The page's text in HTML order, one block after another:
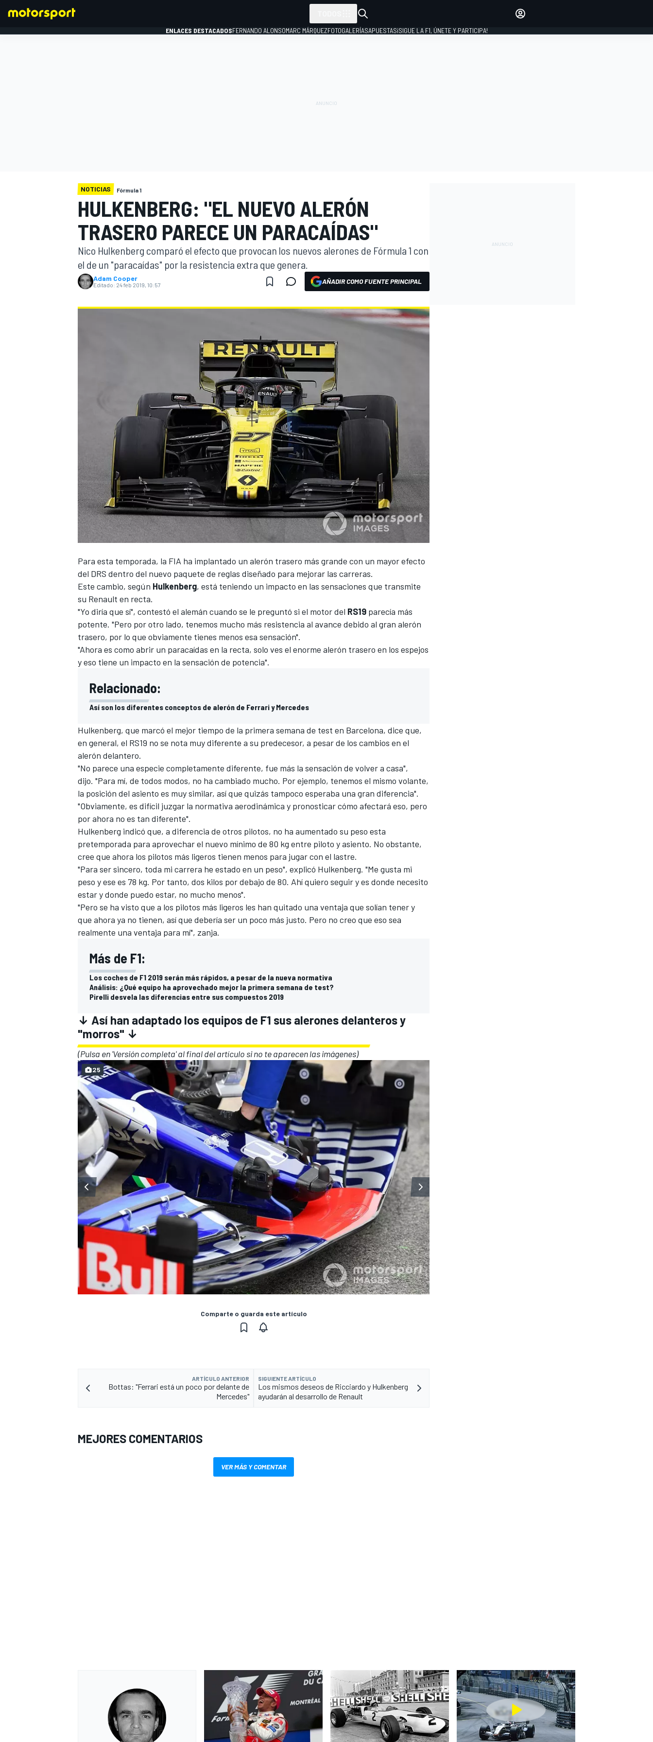
FÓRMULA E
MÁS CATEGORÍAS
ENLACES DESTACADOSFERNANDO ALONSOMARC MÁRQUEZFOTOGALERÍASAPUESTAS¡SIGUE LA F1, ÚNETE Y PARTICIPA!
NOTICIAS Fórmula 1
HULKENBERG: "EL NUEVO ALERÓN
TRASERO PARECE UN PARACAÍDAS"
Nico Hulkenberg comparó el efecto que provocan los nuevos alerones de Fórmula 1 con
el de un "paracaídas" por la resistencia extra que genera.
Adam Cooper
Editado: 24 feb 2019, 10:57 AÑADIR COMO FUENTE PRINCIPAL
Para esta temporada, la FIA ha implantado un alerón trasero más grande con un mayor efecto
del DRS dentro del nuevo paquete de reglas diseñado para mejorar las carreras.
Este cambio, según Hulkenberg, está teniendo un impacto en las sensaciones que transmite
su Renault en recta.
"Yo diría que sí", contestó el alemán cuando se le preguntó si el motor del RS19 parecía más
potente. "Pero por otro lado, tenemos mucho más resistencia al avance debido al gran alerón
trasero, por lo que obviamente tienes menos esa sensación".
"Ahora es como abrir un paracaídas en la recta, solo ves el enorme alerón trasero en los espejos
y eso tiene un impacto en la sensación de potencia".
Relacionado:
Así son los diferentes conceptos de alerón de Ferrari y Mercedes
Hulkenberg, que marcó el mejor tiempo de la primera semana de test en Barcelona, ​​dice que,
en general, el RS19 no se nota muy diferente a su predecesor, a pesar de los cambios en el
alerón delantero.
"No parece una especie completamente diferente, fue más la sensación de volver a casa",
dijo. "Para mí, de todos modos, no ha cambiado mucho. Por ejemplo, tenemos el mismo volante,
la posición del asiento es muy similar, así que quizás tampoco esperaba una gran diferencia".
"Obviamente, es difícil juzgar la normativa aerodinámica y pronosticar cómo afectará eso, pero
por ahora no es tan diferente".
Hulkenberg indicó que, a diferencia de otros pilotos, no ha aumentado su peso esta
pretemporada para aprovechar el nuevo mínimo de 80 kg entre piloto y asiento. No obstante,
cree que ahora los pilotos más ligeros tienen menos para jugar con el lastre.
"Para ser sincero, toda mi carrera he estado en un peso", explicó Hulkenberg. "Me gusta mi
peso y ese es 78 kg. Por tanto, dos kilos por debajo de 80. Ahí quiero seguir y es donde necesito
estar y donde puedo estar, no mucho menos".
"Pero se ha visto que a los pilotos más ligeros les han quitado una ventaja que solían tener y
que ahora ya no tienen, así que debería ser un poco más justo. Pero no creo que eso sea
realmente una ventaja para mí", zanja.
Más de F1:
Los coches de F1 2019 serán más rápidos, a pesar de la nueva normativa
Análisis: ¿Qué equipo ha aprovechado mejor la primera semana de test?
Pirelli desvela las diferencias entre sus compuestos 2019
↓ Así han adaptado los equipos de F1 sus alerones delanteros y
"morros" ↓
(Pulsa en 'Versión completa' al final del artículo si no te aparecen las imágenes)
25
Comparte o guarda este artículo
ARTÍCULO ANTERIOR
Bottas: "Ferrari está un poco por delante de
Mercedes"
SIGUIENTE ARTÍCULO
Los mismos deseos de Ricciardo y Hulkenberg
ayudarán al desarrollo de Renault
MEJORES COMENTARIOS
VER MÁS Y COMENTAR